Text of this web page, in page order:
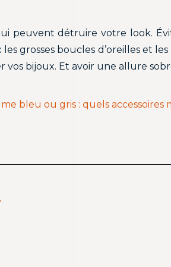
peuvent détruire votre look.
grosses boucles d’oreilles et
bijoux. Et avoir une allure
bleu ou gris : quels